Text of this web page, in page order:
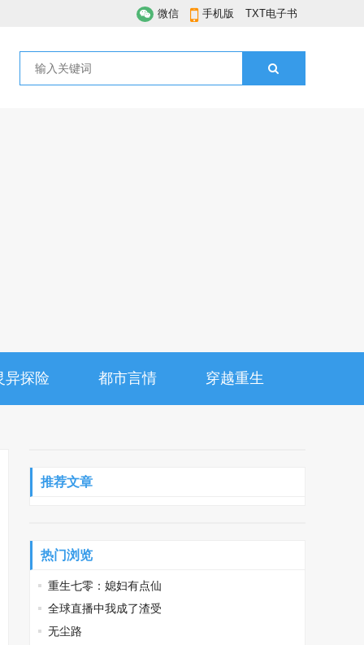
微信 手机版 TXT电子书
异探险 都市言情 穿越重生
推荐文章
热门浏览
重生七零：媳妇有点仙
全球直播中我成了渣受
无尘路